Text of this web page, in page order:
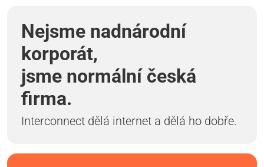
Nejsme nadnárodní
korporát,
jsme normální česká
firma.
Interconnect dělá internet a dělá ho dobře.